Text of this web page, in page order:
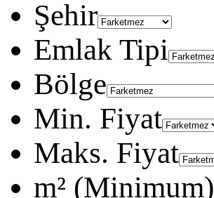
Şehir
Emlak Tipi
Bölge
Min. Fiyat
Maks. Fiyat
m² (Minimum)